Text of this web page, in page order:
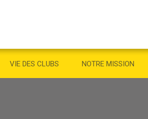
VIE DES CLUBS NOTRE MISSION